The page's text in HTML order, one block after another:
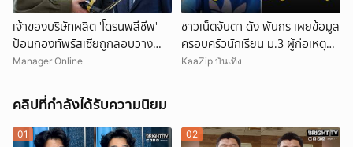
เจ้าของบริษัทผลิต 'โดรนพลีชีพ'
ป้อนกองทัพรัสเซียถูกลอบวาง
'คาร์บอมบ์' บาดเจ็บ-คนขับรถเสีย
Manager Online
ชาวเน็ตจับตา ดัง พันกร เผยข้อมูล
ครอบครัวนักเรียน ม.3 ผู้ก่อเหตุ
และที่มาอาวุธ
KaaZip บันเทิง
คลิปที่กำลังได้รับความนิยม
01 02